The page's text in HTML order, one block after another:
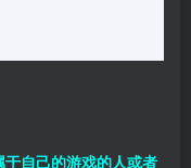
自己的游戏的人或者